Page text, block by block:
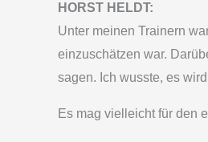
HORST HELDT:
Unter meinen Trainern
einzuschätzen war.
sagen. Ich wusste, es
Es mag vielleicht für den